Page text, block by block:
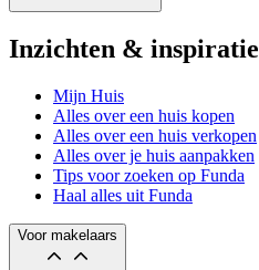
Inzichten & inspiratie
Mijn Huis
Alles over een huis kopen
Alles over een huis verkopen
Alles over je huis aanpakken
Tips voor zoeken op Funda
Haal alles uit Funda
Voor makelaars